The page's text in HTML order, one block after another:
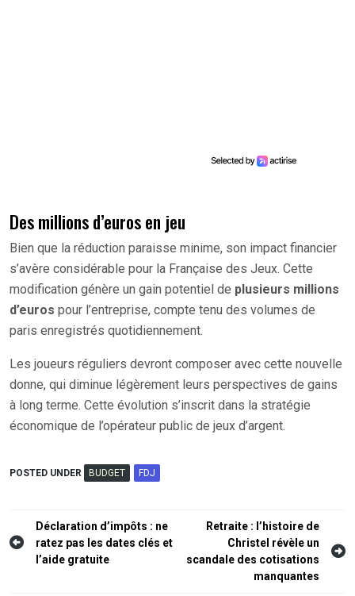
Des millions d’euros en jeu
Bien que la réduction paraisse minime, son impact financier
s’avère considérable pour la Française des Jeux. Cette
modification génère un gain potentiel de plusieurs millions
d’euros pour l’entreprise, compte tenu des volumes de
paris enregistrés quotidiennement.
Les joueurs réguliers devront composer avec cette nouvelle
donne, qui diminue légèrement leurs perspectives de gains
à long terme. Cette évolution s’inscrit dans la stratégie
économique de l’opérateur public de jeux d’argent.
POSTED UNDER BUDGET FDJ
Navigation
de
Déclaration d’impôts : ne
ratez pas les dates clés et
l’aide gratuite
Retraite : l’histoire de
Christel révèle un
scandale des cotisations
manquantes